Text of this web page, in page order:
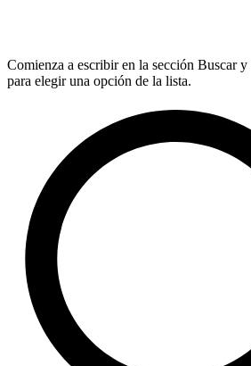
Comienza a escribir en la sección Buscar
para elegir una opción de la lista.